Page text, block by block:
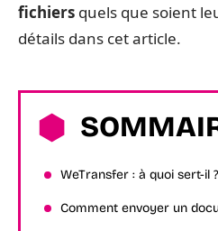
fichiers quels que soient
détails dans cet article.
WeTransfer : à quoi sert-il ?
Comment envoyer un